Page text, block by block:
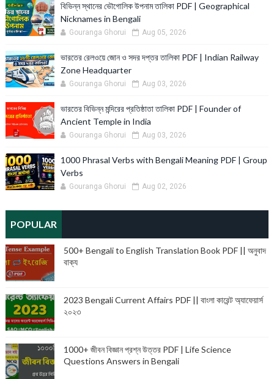
বিভিন্ন স্থানের ভৌগোলিক উপনাম তালিকা PDF | Geographical
Nicknames in Bengali
Gouranga Ghorui Aug 05, 2026
ভারতের রেলওয়ে জোন ও সদর দপ্তর তালিকা PDF | Indian Railway
Zone Headquarter
Gouranga Ghorui Aug 03, 2026
ভারতের বিভিন্ন মন্দিরের প্রতিষ্ঠাতা তালিকা PDF | Founder of
Ancient Temple in India
Gouranga Ghorui Aug 03, 2026
1000 Phrasal Verbs with Bengali Meaning PDF | Group
Verbs
Gouranga Ghorui Aug 02, 2026
POPULAR
500+ Bengali to English Translation Book PDF || অনুবাদ
বাক্য
2023 Bengali Current Affairs PDF || বাংলা কারেন্ট অ্যাফেয়ার্স
২০২৩
1000+ জীবন বিজ্ঞান প্রশ্ন উত্তর PDF | Life Science
Questions Answers in Bengali